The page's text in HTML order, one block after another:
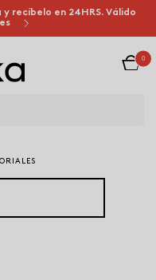
recíbelo en 24HRS. Válido
0